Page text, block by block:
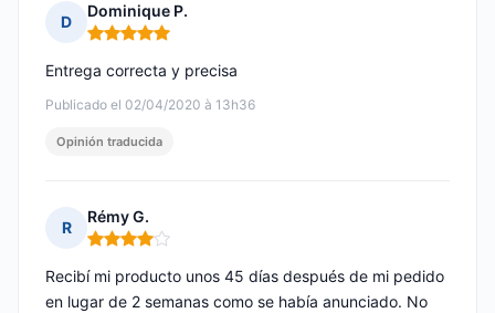
D
Dominique P.
Nota: 5 de 5
Publicado el 02/04/2020 à 13h36
Entrega correcta y precisa
Opinión traducida
R
Rémy G.
Nota: 4 de 5
Recibí mi producto unos 45 días después de mi pedido
en lugar de 2 semanas como se había anunciado. No